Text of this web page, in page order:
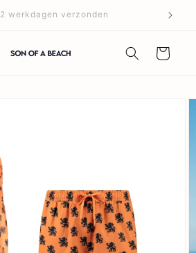
2 werkdagen verzonden
Winkelwagen